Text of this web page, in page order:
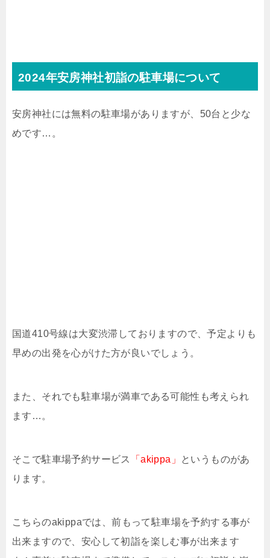
2024年安房神社初詣の駐車場について
安房神社には無料の駐車場がありますが、50台と少な
めです…。
国道410号線は大変渋滞しておりますので、予定よりも
早めの出発を心がけた方が良いでしょう。
また、それでも駐車場が満車である可能性も考えられ
ます…。
そこで駐車場予約サービス 「akippa」
というものがあ
ります。
こちらのakippaでは、前もって駐車場を予約する事が
出来ますので、安心して初詣を楽しむ事が出来ます